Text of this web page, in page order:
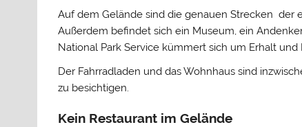
Auf dem Gelände sind die genauen Strecken der
Außerdem befindet sich ein Museum, ein
National Park Service kümmert sich um Erhalt und
Der Fahrradladen und das Wohnhaus sind
zu besichtigen.
Kein Restaurant im Gelände